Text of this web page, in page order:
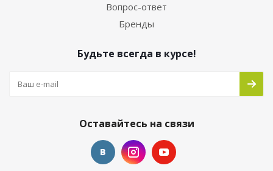
Вопрос-ответ
Бренды
Будьте всегда в курсе!
Оставайтесь на связи